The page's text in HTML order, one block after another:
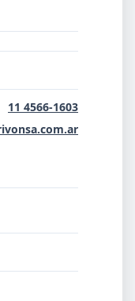
11 4566-1603